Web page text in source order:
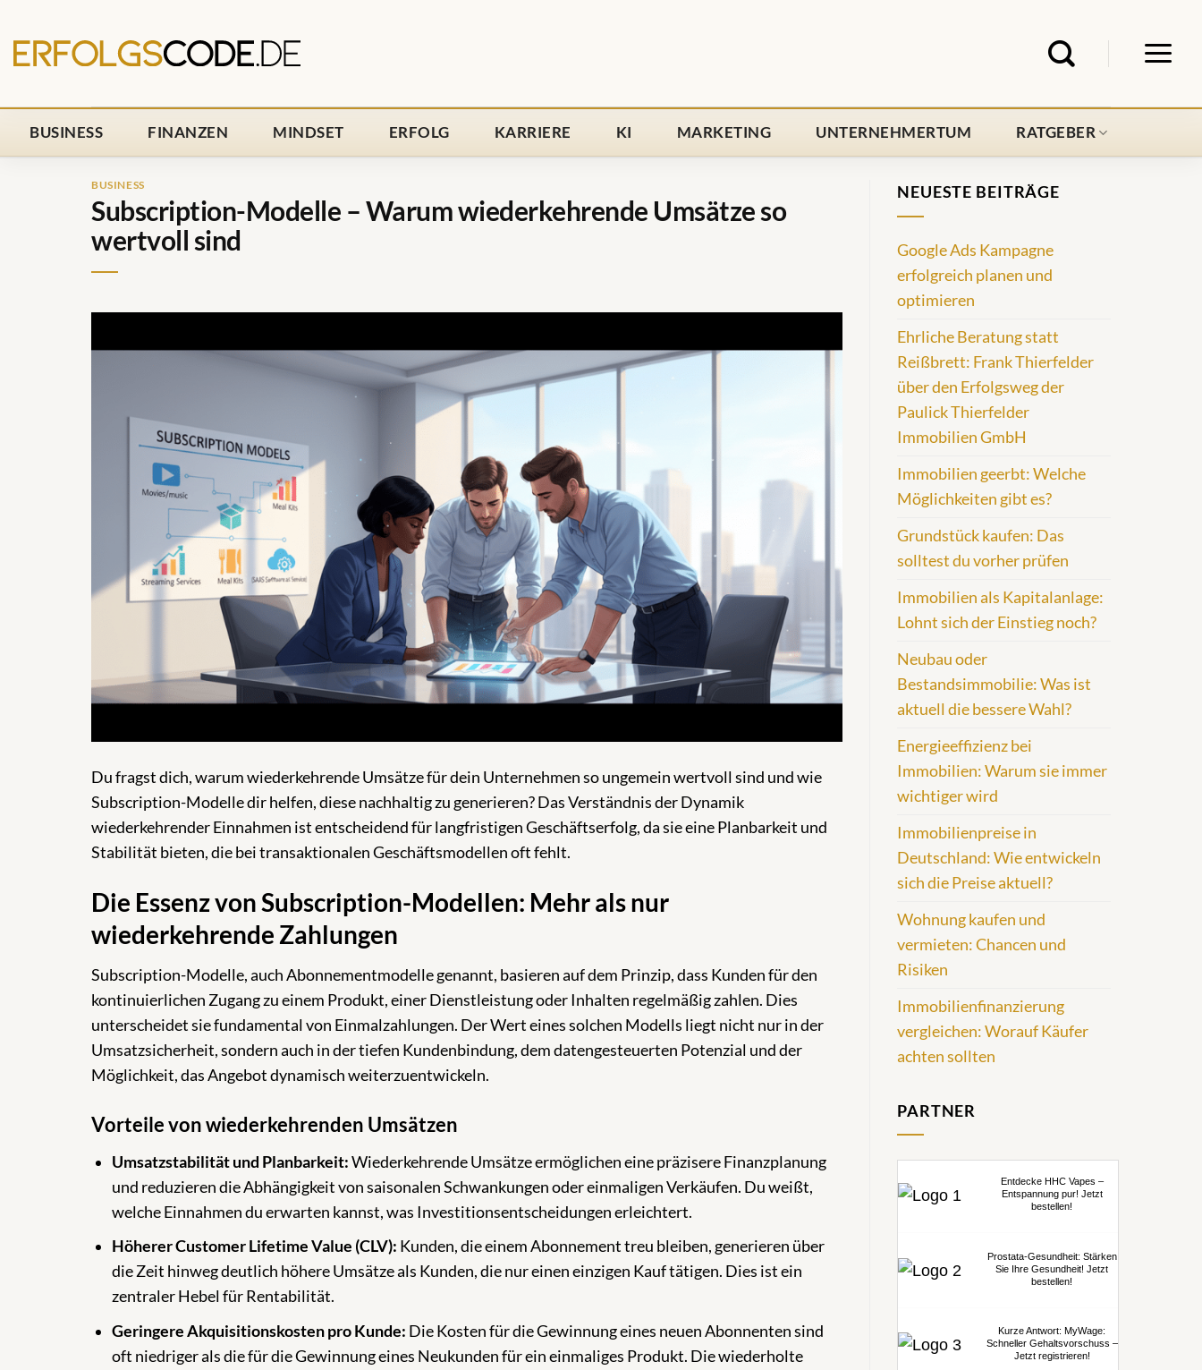
Inhalt
springen
BUSINESS FINANZEN MINDSET ERFOLG KARRIERE KI MARKETING UNTERNEHMERTUM RATGEBER
BUSINESS
Subscription-Modelle – Warum wiederkehrende Umsätze so
wertvoll sind
Du fragst dich, warum wiederkehrende Umsätze für dein Unternehmen so ungemein wertvoll sind und wie
Subscription-Modelle dir helfen, diese nachhaltig zu generieren? Das Verständnis der Dynamik
wiederkehrender Einnahmen ist entscheidend für langfristigen Geschäftserfolg, da sie eine Planbarkeit und
Stabilität bieten, die bei transaktionalen Geschäftsmodellen oft fehlt.
Die Essenz von Subscription-Modellen: Mehr als nur
wiederkehrende Zahlungen
Subscription-Modelle, auch Abonnementmodelle genannt, basieren auf dem Prinzip, dass Kunden für den
kontinuierlichen Zugang zu einem Produkt, einer Dienstleistung oder Inhalten regelmäßig zahlen. Dies
unterscheidet sie fundamental von Einmalzahlungen. Der Wert eines solchen Modells liegt nicht nur in der
Umsatzsicherheit, sondern auch in der tiefen Kundenbindung, dem datengesteuerten Potenzial und der
Möglichkeit, das Angebot dynamisch weiterzuentwickeln.
Vorteile von wiederkehrenden Umsätzen
Umsatzstabilität und Planbarkeit:Wiederkehrende Umsätze ermöglichen eine präzisere Finanzplanung
und reduzieren die Abhängigkeit von saisonalen Schwankungen oder einmaligen Verkäufen. Du weißt,
welche Einnahmen du erwarten kannst, was Investitionsentscheidungen erleichtert.
Höherer Customer Lifetime Value (CLV): Kunden, die einem Abonnement treu bleiben, generieren über
die Zeit hinweg deutlich höhere Umsätze als Kunden, die nur einen einzigen Kauf tätigen. Dies ist ein
zentraler Hebel für Rentabilität.
Geringere Akquisitionskosten pro Kunde: Die Kosten für die Gewinnung eines neuen Abonnenten sind
oft niedriger als die für die Gewinnung eines Neukunden für ein einmaliges Produkt. Die wiederholte
NEUESTE BEITRÄGE
Google Ads Kampagne
erfolgreich planen und
optimieren
Ehrliche Beratung statt
Reißbrett: Frank Thierfelder
über den Erfolgsweg der
Paulick Thierfelder
Immobilien GmbH
Immobilien geerbt: Welche
Möglichkeiten gibt es?
Grundstück kaufen: Das
solltest du vorher prüfen
Immobilien als Kapitalanlage:
Lohnt sich der Einstieg noch?
Neubau oder
Bestandsimmobilie: Was ist
aktuell die bessere Wahl?
Energieeffizienz bei
Immobilien: Warum sie immer
wichtiger wird
Immobilienpreise in
Deutschland: Wie entwickeln
sich die Preise aktuell?
Wohnung kaufen und
vermieten: Chancen und
Risiken
Immobilienfinanzierung
vergleichen: Worauf Käufer
achten sollten
PARTNER
Entdecke HHC Vapes –
Entspannung pur! Jetzt
bestellen!
Prostata-Gesundheit: Stärken
Sie Ihre Gesundheit! Jetzt
bestellen!
Kurze Antwort: MyWage:
Schneller Gehaltsvorschuss –
Jetzt registrieren!